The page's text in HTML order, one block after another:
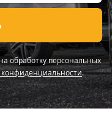
обработку персональных
.